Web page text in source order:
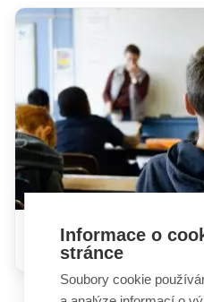
Školní sociální
Informace o
stránce
Soubory cookie